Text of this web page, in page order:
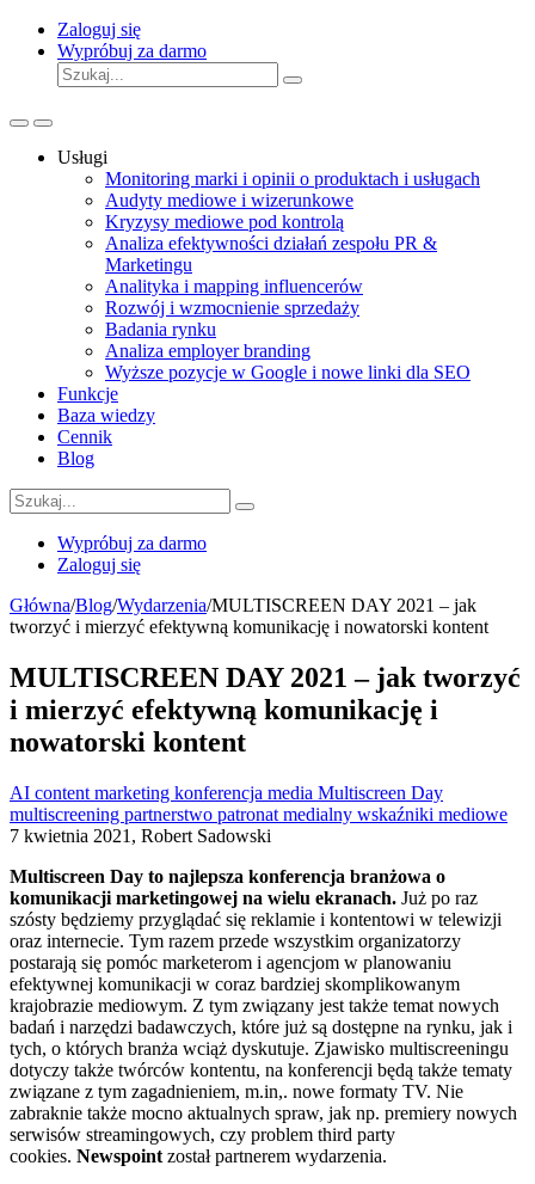
Zaloguj się
Wypróbuj za darmo
Usługi
Monitoring marki i opinii o produktach i usługach
Audyty mediowe i wizerunkowe
Kryzysy mediowe pod kontrolą
Analiza efektywności działań zespołu PR &
Marketingu
Analityka i mapping influencerów
Rozwój i wzmocnienie sprzedaży
Badania rynku
Analiza employer branding
Wyższe pozycje w Google i nowe linki dla SEO
Funkcje
Baza wiedzy
Cennik
Blog
Wypróbuj za darmo
Zaloguj się
Główna/Blog/Wydarzenia/MULTISCREEN DAY 2021 – jak
tworzyć i mierzyć efektywną komunikację i nowatorski kontent
MULTISCREEN DAY 2021 – jak tworzyć
i mierzyć efektywną komunikację i
nowatorski kontent
AI content marketing konferencja media Multiscreen Day
multiscreening partnerstwo patronat medialny wskaźniki mediowe
7 kwietnia 2021, Robert Sadowski
Multiscreen Day to najlepsza konferencja branżowa o
komunikacji marketingowej na wielu ekranach. Już po raz
szósty będziemy przyglądać się reklamie i kontentowi w telewizji
oraz internecie. Tym razem przede wszystkim organizatorzy
postarają się pomóc marketerom i agencjom w planowaniu
efektywnej komunikacji w coraz bardziej skomplikowanym
krajobrazie mediowym. Z tym związany jest także temat nowych
badań i narzędzi badawczych, które już są dostępne na rynku, jak i
tych, o których branża wciąż dyskutuje. Zjawisko multiscreeningu
dotyczy także twórców kontentu, na konferencji będą także tematy
związane z tym zagadnieniem, m.in,. nowe formaty TV. Nie
zabraknie także mocno aktualnych spraw, jak np. premiery nowych
serwisów streamingowych, czy problem third party
cookies. Newspoint został partnerem wydarzenia.